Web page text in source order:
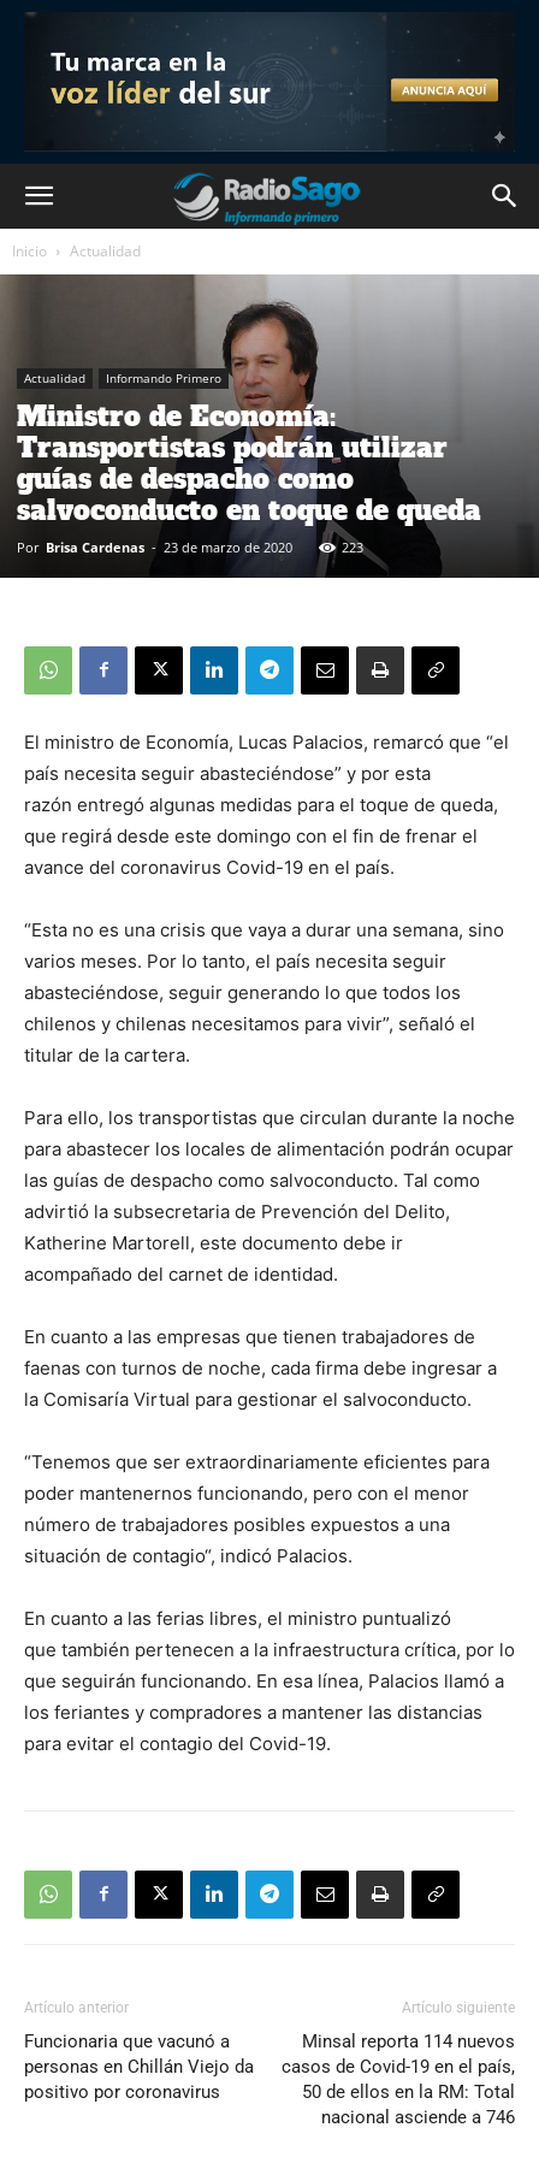
Inicio Actualidad
Actualidad Informando Primero
Ministro de Economía:
Transportistas podrán utilizar
guías de despacho como
salvoconducto en toque de queda
Por Brisa Cardenas - 23 de marzo de 2020 223
El ministro de Economía, Lucas Palacios, remarcó que “el
país necesita seguir abasteciéndose” y por esta
razón entregó algunas medidas para el toque de queda,
que regirá desde este domingo con el fin de frenar el
avance del coronavirus Covid-19 en el país.
“Esta no es una crisis que vaya a durar una semana, sino
varios meses. Por lo tanto, el país necesita seguir
abasteciéndose, seguir generando lo que todos los
chilenos y chilenas necesitamos para vivir”, señaló el
titular de la cartera.
Para ello, los transportistas que circulan durante la noche
para abastecer los locales de alimentación podrán ocupar
las guías de despacho como salvoconducto. Tal como
advirtió la subsecretaria de Prevención del Delito,
Katherine Martorell, este documento debe ir
acompañado del carnet de identidad.
En cuanto a las empresas que tienen trabajadores de
faenas con turnos de noche, cada firma debe ingresar a
la Comisaría Virtual para gestionar el salvoconducto.
“Tenemos que ser extraordinariamente eficientes para
poder mantenernos funcionando, pero con el menor
número de trabajadores posibles expuestos a una
situación de contagio“, indicó Palacios.
En cuanto a las ferias libres, el ministro puntualizó
que también pertenecen a la infraestructura crítica, por lo
que seguirán funcionando. En esa línea, Palacios llamó a
los feriantes y compradores a mantener las distancias
para evitar el contagio del Covid-19.
Artículo anterior
Funcionaria que vacunó a
personas en Chillán Viejo da
positivo por coronavirus
Artículo siguiente
Minsal reporta 114 nuevos
casos de Covid-19 en el país,
50 de ellos en la RM: Total
nacional asciende a 746